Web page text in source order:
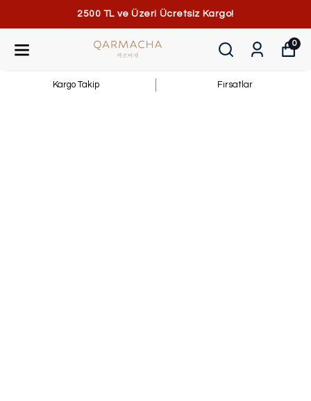
2500 TL ve Üzeri Ücretsiz Kargo!
0
Kargo Takip Fırsatlar